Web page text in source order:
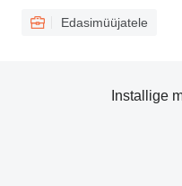
Edasimüüjatele
Installige